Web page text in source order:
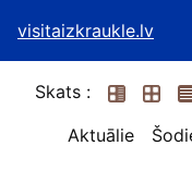
visitaizkraukle.lv
Skats :
Aktuālie